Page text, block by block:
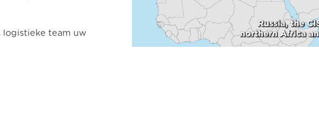
logistieke team uw